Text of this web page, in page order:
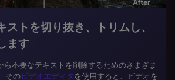
ストを切り抜き、トリムし、
ます
ら不要なテキストを削除するためのさまざま
そのビデオエディタ を使用すると、ビデオを